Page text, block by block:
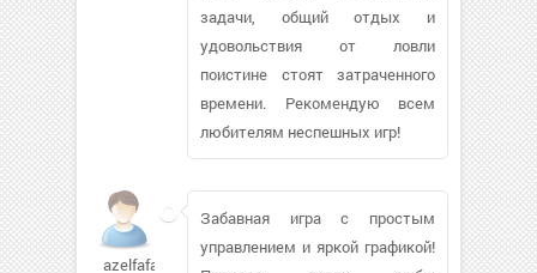
задачи, общий отдых и
удовольствия от ловли
поистине стоят затраченного
времени. Рекомендую всем
любителям неспешных игр!
azelfafaga820
Забавная игра с простым
управлением и яркой графикой!